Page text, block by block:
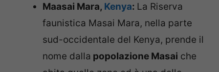
Maasai Mara, Kenya: La Riserva
faunistica Masai Mara, nella parte
sud-occidentale del Kenya, prende il
nome dalla popolazione Masai che